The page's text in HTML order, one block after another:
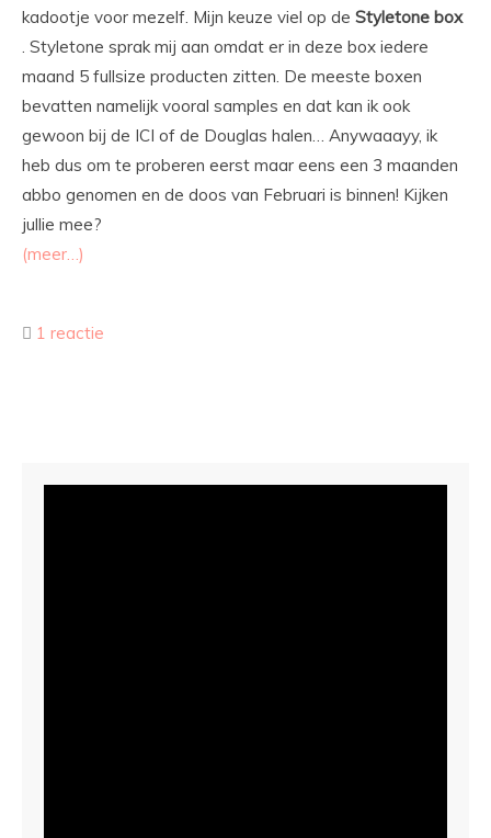
kadootje voor mezelf. Mijn keuze viel op de Styletone box
. Styletone sprak mij aan omdat er in deze box iedere
maand 5 fullsize producten zitten. De meeste boxen
bevatten namelijk vooral samples en dat kan ik ook
gewoon bij de ICI of de Douglas halen… Anywaaayy, ik
heb dus om te proberen eerst maar eens een 3 maanden
abbo genomen en de doos van Februari is binnen! Kijken
jullie mee?
(meer…)
1 reactie